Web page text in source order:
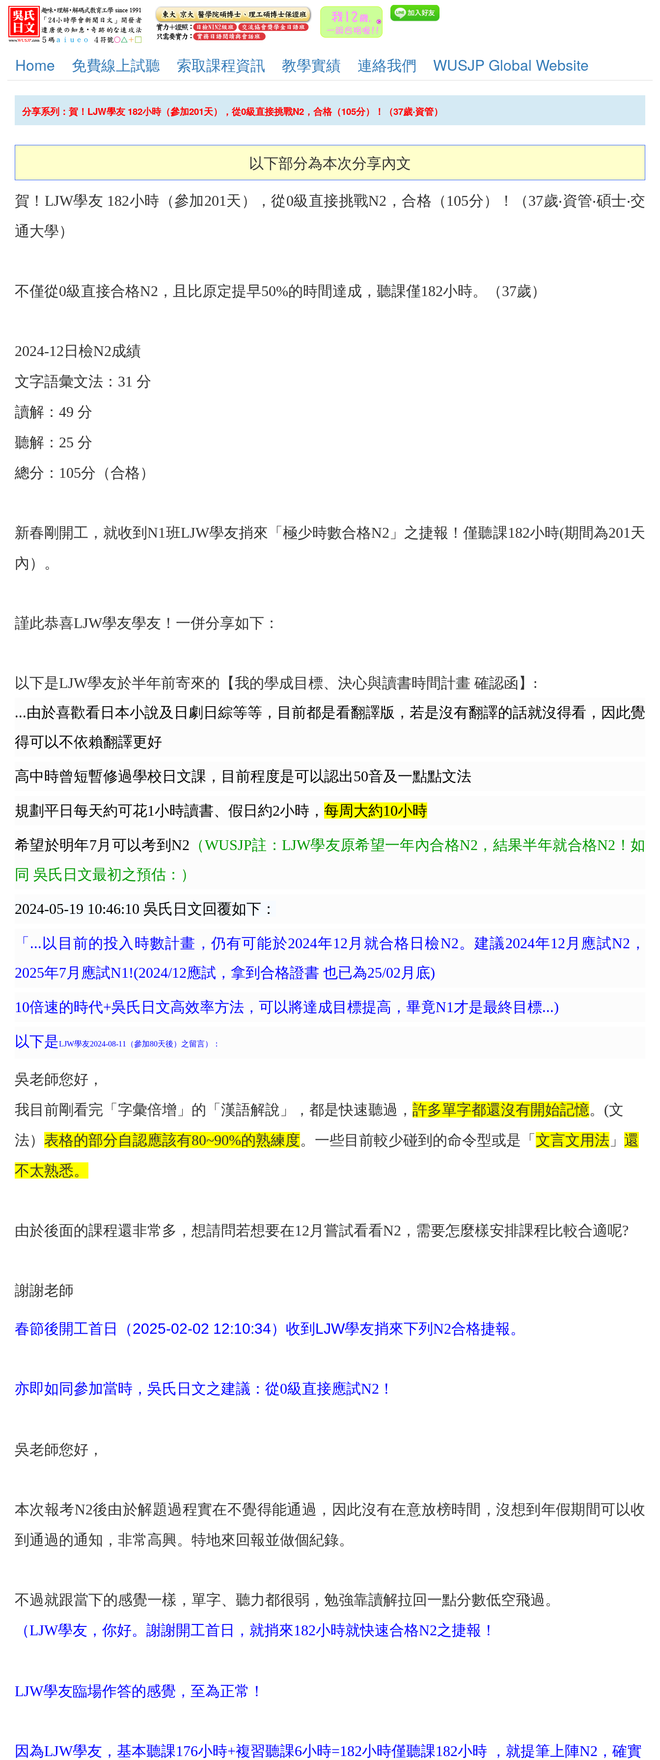
Home 免費線上試聽 索取課程資訊 教學實績 連絡我們 WUSJP Global Website
分享系列：賀！LJW學友 182小時（參加201天），從0級直接挑戰N2，合格（105分）！（37歲‧資管）
以下部分為本次分享內文
賀！LJW學友 182小時（參加201天），從0級直接挑戰N2，合格（105分）！（37歲‧資管‧碩士‧交
通大學）
不僅從0級直接合格N2，且比原定提早50%的時間達成，聽課僅182小時。（37歲）
2024-12日檢N2成績
文字語彙文法：31 分
讀解：49 分
聽解：25 分
總分：105分（合格）
新春剛開工，就收到N1班LJW學友捎來「極少時數合格N2」之捷報！僅聽課182小時(期間為201天
內）。
謹此恭喜LJW學友學友！一併分享如下：
以下是LJW學友於半年前寄來的【我的學成目標、決心與讀書時間計畫 確認函】:
...由於喜歡看日本小說及日劇日綜等等，目前都是看翻譯版，若是沒有翻譯的話就沒得看，因此覺
得可以不依賴翻譯更好
高中時曾短暫修過學校日文課，目前程度是可以認出50音及一點點文法
規劃平日每天約可花1小時讀書、假日約2小時， 每周大約10小時
希望於明年7月可以考到N2 （WUSJP註：LJW學友原希望一年內合格N2，結果半年就合格N2！如
同 吳氏日文最初之預估：）
2024-05-19 10:46:10 吳氏日文回覆如下：
「...以目前的投入時數計畫，仍有可能於2024年12月就合格日檢N2。建議2024年12月應試N2，
2025年7月應試N1!(2024/12應試，拿到合格證書 也已為25/02月底)
10倍速的時代+吳氏日文高效率方法，可以將達成目標提高，畢竟N1才是最終目標...)
以下是LJW學友2024-08-11（參加80天後）之留言）：
吳老師您好，
我目前剛看完「字彙倍增」的「漢語解說」，都是快速聽過， 許多單字都還沒有開始記憶。(文
法） 表格的部分自認應該有80~90%的熟練度。一些目前較少碰到的命令型或是「 文言文用法 」 還
不太熟悉。
由於後面的課程還非常多，想請問若想要在12月嘗試看看N2，需要怎麼樣安排課程比較合適呢?
謝謝老師
春節後開工首日（2025-02-02 12:10:34）收到LJW學友捎來下列N2合格捷報。
亦即如同參加當時，吳氏日文之建議：從0級直接應試N2！
吳老師您好，
本次報考N2後由於解題過程實在不覺得能通過，因此沒有在意放榜時間，沒想到年假期間可以收
到通過的通知，非常高興。特地來回報並做個紀錄。
不過就跟當下的感覺一樣，單字、聽力都很弱，勉強靠讀解拉回一點分數低空飛過。
（LJW學友，你好。謝謝開工首日，就捎來182小時就快速合格N2之捷報！
LJW學友臨場作答的感覺，至為正常！
因為LJW學友，基本聽課176小時+複習聽課6小時=182小時僅聽課182小時 ，就提筆上陣N2，確實